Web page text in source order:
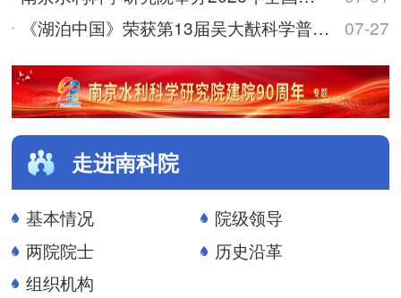
《湖泊中国》荣获第13届吴大猷科学普及著作奖
07-27
走进南科院
基本情况
院级领导
两院院士
历史沿革
组织机构